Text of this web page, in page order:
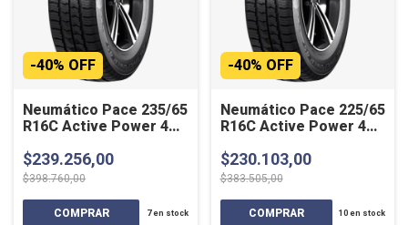
Neumático Pace 235/65
R16C Active Power 4
-40% OFF
$239.256,00
$398.760,00
7en stock
Neumático Pace 225/65
R16C Active Power 4
-40% OFF
$230.103,00
$383.505,00
10 en stock